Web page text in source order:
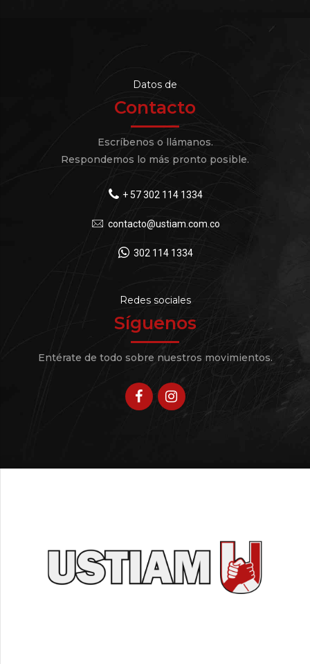
Datos de
Contacto
Escríbenos o llámanos.
Respondemos lo más pronto posible.
+ 57 302 114 1334
contacto@ustiam.com.co
302 114 1334
Redes sociales
Síguenos
Entérate de todo sobre nuestros movimientos.